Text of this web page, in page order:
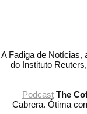
A Fadiga de Notícias,
do Instituto Reuters,
Podcast The
Cabrera. Ótima